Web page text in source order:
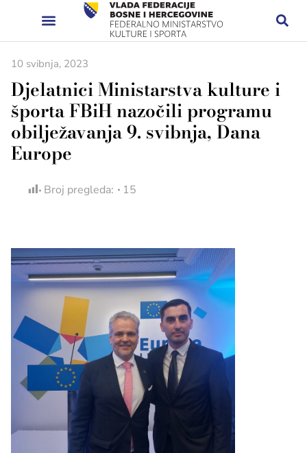
10 svibnja, 2023
Djelatnici Ministarstva kulture i
športa FBiH nazočili programu
obilježavanja 9. svibnja, Dana
Europe
Broj pregleda: 15